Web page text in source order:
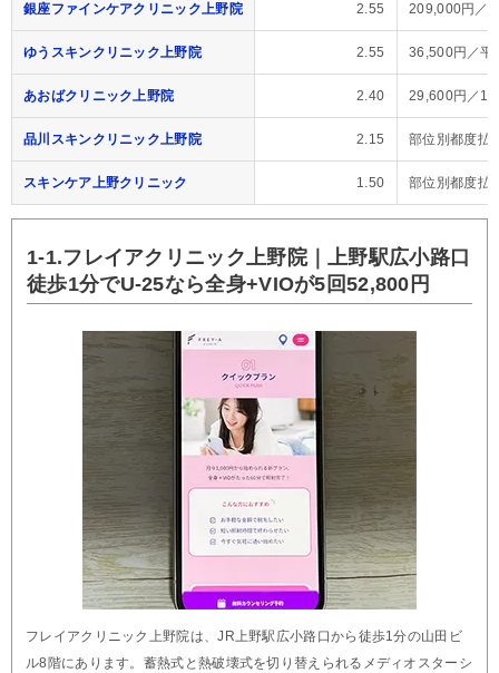
銀座ファインケアクリニック上野院 2.55 209,000円／5
ゆうスキンクリニック上野院 2.55 36,500円／平
あおばクリニック上野院 2.40 29,600円／1
品川スキンクリニック上野院 2.15 部位別都度払
スキンケア上野クリニック 1.50 部位別都度払
1-1.フレイアクリニック上野院｜上野駅広小路口
徒歩1分でU-25なら全身+VIOが5回52,800円
フレイアクリニック上野院は、JR上野駅広小路口から徒歩1分の山田ビ
ル8階にあります。蓄熱式と熱破壊式を切り替えられるメディオスターシ